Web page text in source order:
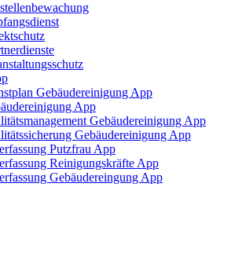
Gebäudereinigung App
App
Gebäudereinigung App
Gebäudereinigung App
Putzfrau App
Reinigungskräfte App
Gebäudereingung App